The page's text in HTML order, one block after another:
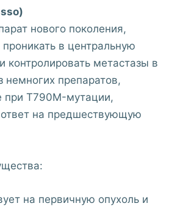
нового поколения,
в центральную
контролировать метастазы в
немногих препаратов,
T790M-мутации,
на предшествующую
на первичную опухоль и